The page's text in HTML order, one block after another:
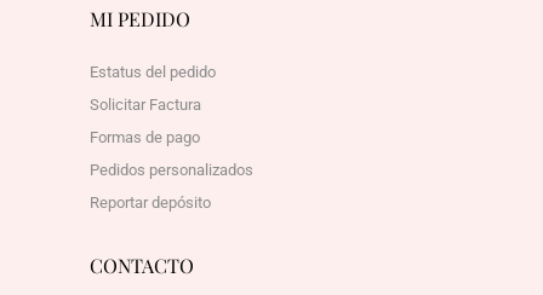
MI PEDIDO
Estatus del pedido
Solicitar Factura
Formas de pago
Pedidos personalizados
Reportar depósito
CONTACTO